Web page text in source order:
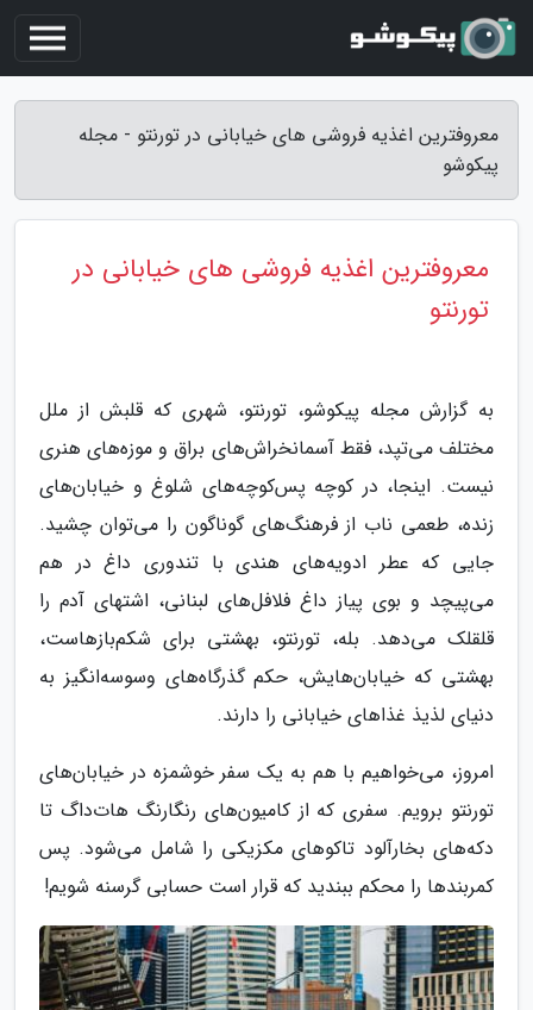
معروفترین اغذیه فروشی های خیابانی در تورنتو - مجله
پیکوشو
معروفترین اغذیه فروشی های خیابانی در
تورنتو
به گزارش مجله پیکوشو، تورنتو، شهری که قلبش از ملل
مختلف می‌تپد، فقط آسمانخراش‌های براق و موزه‌های هنری
نیست. اینجا، در کوچه پس‌کوچه‌های شلوغ و خیابان‌های
زنده، طعمی ناب از فرهنگ‌های گوناگون را می‌توان چشید.
جایی که عطر ادویه‌های هندی با تندوری داغ در هم
می‌پیچد و بوی پیاز داغ فلافل‌های لبنانی، اشتهای آدم را
قلقلک می‌دهد. بله، تورنتو، بهشتی برای شکم‌بازهاست،
بهشتی که خیابان‌هایش، حکم گذرگاه‌های وسوسه‌انگیز به
دنیای لذیذ غذاهای خیابانی را دارند.
امروز، می‌خواهیم با هم به یک سفر خوشمزه در خیابان‌های
تورنتو برویم. سفری که از کامیون‌های رنگارنگ هات‌داگ تا
دکه‌های بخارآلود تاکوهای مکزیکی را شامل می‌شود. پس
کمربندها را محکم ببندید که قرار است حسابی گرسنه شویم!